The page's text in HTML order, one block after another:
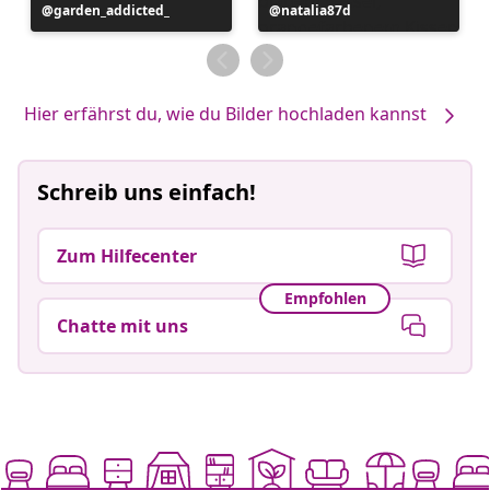
Beitrag
veröffentlicht
garden_addicted_
Beitrag
veröffentlicht
von
natalia87d
Hier erfährst du, wie du Bilder hochladen kannst
Schreib uns einfach!
Zum Hilfecenter
Empfohlen
Chatte mit uns